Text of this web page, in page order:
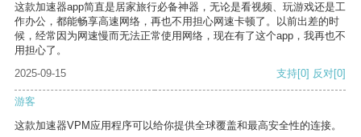
这款加速器app简直是居家旅行必备神器，无论是看视频、玩游戏还是工
作办公，都能畅享高速网络，再也不用担心网速卡顿了。以前出差的时
候，经常因为网速慢而无法正常使用网络，现在有了这个app，我再也不
用担心了。
2025-09-15
支持[0] 反对[0]
游客
这款加速器VPM应用程序可以给你提供全球覆盖和最高安全性的连接。